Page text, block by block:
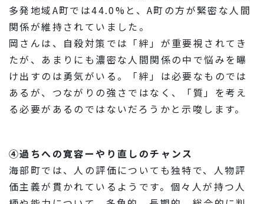
多発地域A町では44.0%と、A町の方が緊密な人間
関係が維持されていました。
岡さんは、自殺対策では「絆」が重要視されてき
たが、あまりにも濃密な人間関係の中で悩みを曝
け出すのは勇気がいる。「絆」は必要なものでは
あるが、つながりの強さではなく、「質」を考え
る必要があるのではないだろうかと示唆します。
④過ちへの寛容ーやり直しのチャンス
海部町では、人の評価についても独特で、人物評
価主義が貫かれているようです。個々人が持つ人